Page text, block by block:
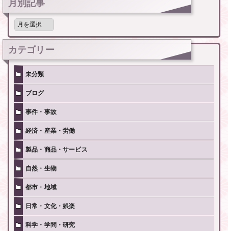
月別記事
月
記
事
カテゴリー
未分類
ブログ
事件・事故
経済・産業・労働
製品・商品・サービス
自然・生物
都市・地域
日常・文化・娯楽
科学・学問・研究